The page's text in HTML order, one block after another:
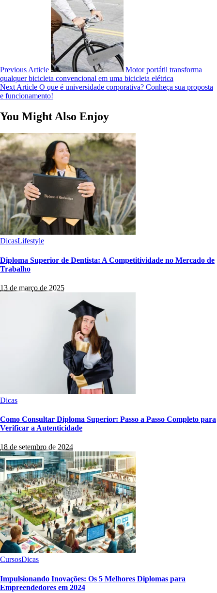
Previous Article
Motor portátil transforma
qualquer bicicleta convencional em uma bicicleta elétrica
Next Article O que é universidade corporativa? Conheça sua proposta
e funcionamento!
You Might Also Enjoy
DicasLifestyle
Diploma Superior de Dentista: A Competitividade no Mercado de
Trabalho
13 de março de 2025
Dicas
Como Consultar Diploma Superior: Passo a Passo Completo para
Verificar a Autenticidade
18 de setembro de 2024
CursosDicas
Impulsionando Inovações: Os 5 Melhores Diplomas para
Empreendedores em 2024